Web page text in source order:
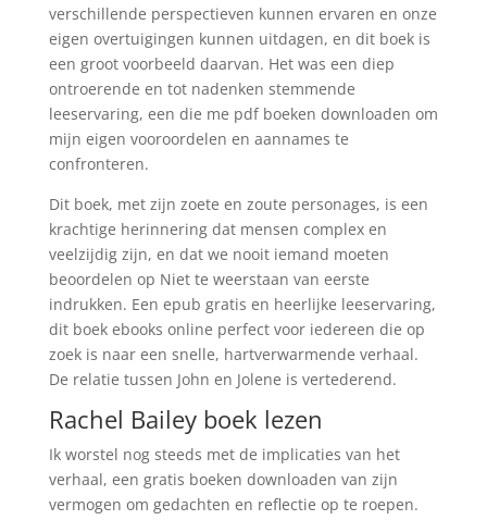
verschillende perspectieven kunnen ervaren en onze
eigen overtuigingen kunnen uitdagen, en dit boek is
een groot voorbeeld daarvan. Het was een diep
ontroerende en tot nadenken stemmende
leeservaring, een die me pdf boeken downloaden om
mijn eigen vooroordelen en aannames te
confronteren.
Dit boek, met zijn zoete en zoute personages, is een
krachtige herinnering dat mensen complex en
veelzijdig zijn, en dat we nooit iemand moeten
beoordelen op Niet te weerstaan van eerste
indrukken. Een epub gratis en heerlijke leeservaring,
dit boek ebooks online perfect voor iedereen die op
zoek is naar een snelle, hartverwarmende verhaal.
De relatie tussen John en Jolene is vertederend.
Rachel Bailey boek lezen
Ik worstel nog steeds met de implicaties van het
verhaal, een gratis boeken downloaden van zijn
vermogen om gedachten en reflectie op te roepen.